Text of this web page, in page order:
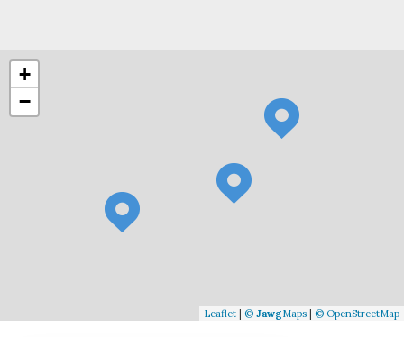
+
−
Leaflet © JawgMaps © OpenStreetMap